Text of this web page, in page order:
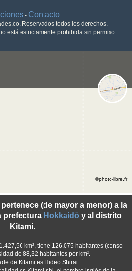
- Contacto
Reservados todos los derechos.
está estrictamente prohibida sin permiso.
(de mayor a menor) a la
prefectura Hokkaidō y al distrito
Kitami.
km², tiene 126.075 habitantes (censo
de 88,32 habitantes por km².
de Kitami es Hideo Shirai.
©photo-libre.fr